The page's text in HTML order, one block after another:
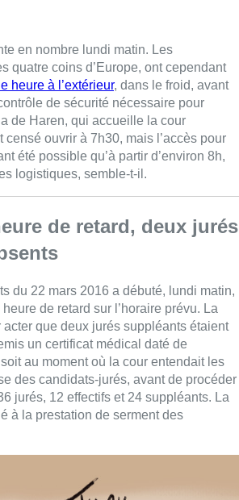
en nombre lundi matin. Les
quatre coins d’Europe, ont cependant
heure à l’extérieur, dans le froid, avant
de sécurité nécessaire pour
de Haren, qui accueille la cour
censé ouvrir à 7h30, mais l’accès pour
été possible qu’à partir d’environ 8h,
logistiques, semble-t-il.
de retard, deux jurés
du 22 mars 2016 a débuté, lundi matin,
de retard sur l’horaire prévu. La
que deux jurés suppléants étaient
un certificat médical daté de
au moment où la cour entendait les
des candidats-jurés, avant de procéder
jurés, 12 effectifs et 24 suppléants. La
à la prestation de serment des